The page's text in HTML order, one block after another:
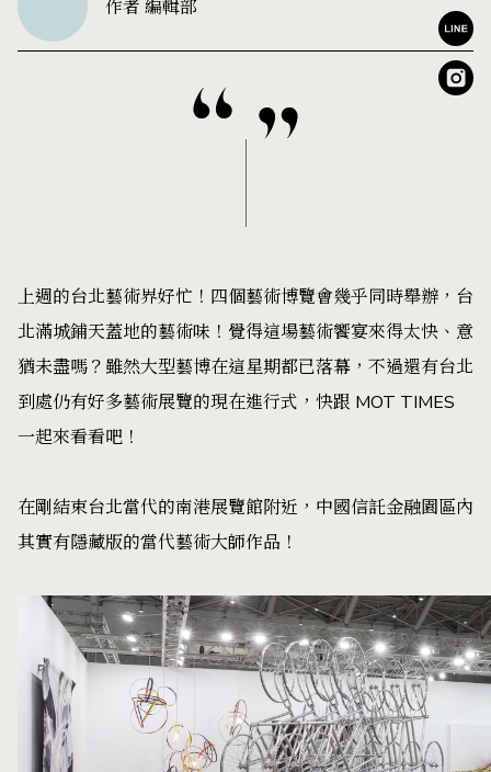
作者 編輯部
上週的台北藝術界好忙！四個藝術博覽會幾乎同時舉辦，台
北滿城鋪天蓋地的藝術味！覺得這場藝術饗宴來得太快、意
猶未盡嗎？雖然大型藝博在這星期都已落幕，不過還有台北
到處仍有好多藝術展覽的現在進行式，快跟 MOT TIMES
一起來看看吧！
在剛結束台北當代的南港展覽館附近，中國信託金融園區內
其實有隱藏版的當代藝術大師作品！